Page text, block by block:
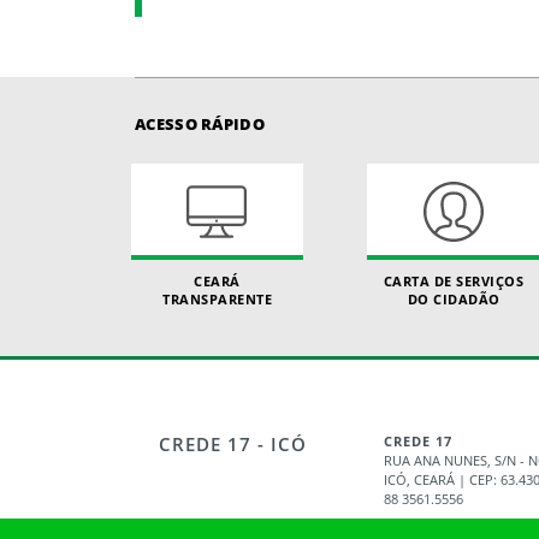
ACESSO RÁPIDO
CEARÁ
TRANSPARENTE
CARTA DE SERVIÇOS
DO CIDADÃO
CREDE 17 - ICÓ
CREDE 17
RUA ANA NUNES, S/N -
ICÓ, CEARÁ | CEP:
88 3561.5556